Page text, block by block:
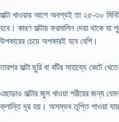
মাল্টা খাওয়ার আগে অবশ্যই তা ২৫-৩০
হবে। কারণ মাল্টায় ফরমালিন দেয়া থাকে
উপকারের চেয়ে অপকারই হবে বেশি।
তারপর মাল্টা ছুরি বা বটির সাহায্যে কেটে
এছাড়াও মাল্টার জুস খাওয়া শরীরের জন্য
ক্লান্তি দূর হয়। অসম্ভব তৃপ্তি পাওয়া